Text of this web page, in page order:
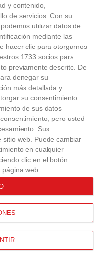
y contenido,
de servicios. Con su
utilizar datos de
mediante las
hacer clic para otorgarnos
1733 socios para
previamente descrito. De
denegar su
más detallada y
su consentimiento.
de sus datos
pero usted
Sus
sitio web. Puede cambiar
en cualquier
clic en el botón
página web.